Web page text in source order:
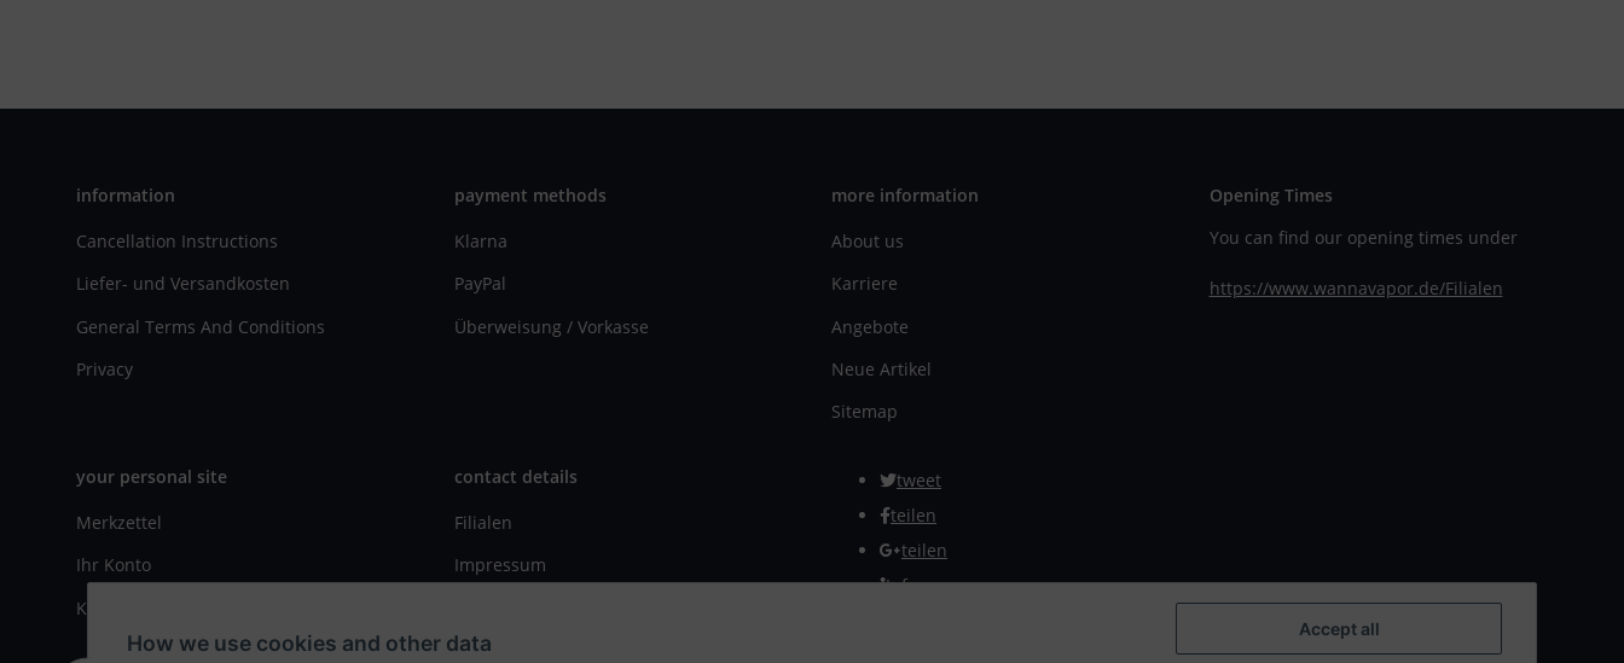
information
Cancellation Instructions
Liefer- und Versandkosten
General Terms And Conditions
Privacy
payment methods
Klarna
PayPal
Überweisung / Vorkasse
more information
About us
Karriere
Angebote
Neue Artikel
Sitemap
Opening Times
You can find our opening times under
https://www.wannavapor.de/Filialen
your personal site
Merkzettel
Ihr Konto
Kasse
contact details
Filialen
Impressum
tweet
teilen
teilen
Info
How we use cookies and other data
Accept all